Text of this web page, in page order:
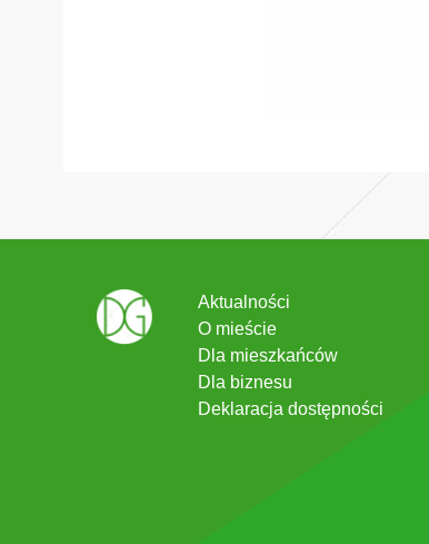
Aktualności
O mieście
Dla mieszkańców
Dla biznesu
Deklaracja dostępności